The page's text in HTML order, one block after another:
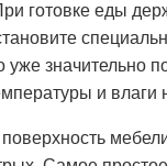
готовке еды
уже значительно
и влаги